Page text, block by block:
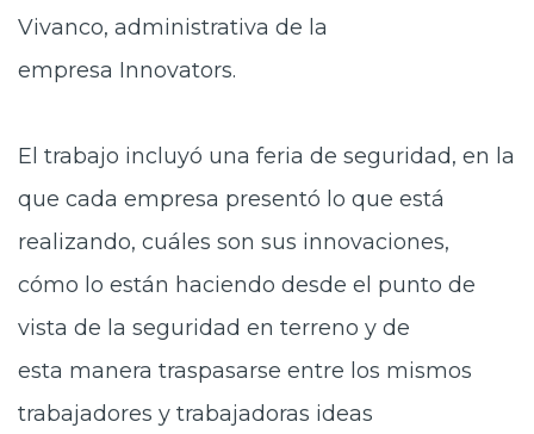
Vivanco, administrativa de la
empresa Innovators.
El trabajo incluyó una feria de seguridad, en la
que cada empresa presentó lo que está
realizando, cuáles son sus innovaciones,
cómo lo están haciendo desde el punto de
vista de la seguridad en terreno y de
esta manera traspasarse entre los mismos
trabajadores y trabajadoras ideas